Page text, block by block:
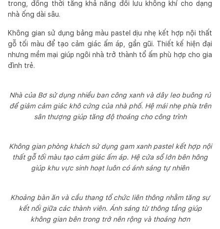
trong, đồng thời tăng khả năng đối lưu không khí cho dạng
nhà ống dài sâu.
Không gian sử dụng bảng màu pastel dịu nhẹ kết hợp nội thất
gỗ tối màu để tạo cảm giác ấm áp, gần gũi. Thiết kế hiện đại
nhưng mềm mại giúp ngôi nhà trở thành tổ ấm phù hợp cho gia
đình trẻ.
Nhà của Bơ sử dụng nhiều ban công xanh và dây leo buông rủ
để giảm cảm giác khô cứng của nhà phố. Hệ mái nhẹ phía trên
sân thượng giúp tăng độ thoáng cho công trình
Không gian phòng khách sử dụng gam xanh pastel kết hợp nội
thất gỗ tối màu tạo cảm giác ấm áp. Hệ cửa sổ lớn bên hông
giúp khu vực sinh hoạt luôn có ánh sáng tự nhiên
Khoảng bàn ăn và cầu thang tổ chức liên thông nhằm tăng sự
kết nối giữa các thành viên. Ánh sáng từ thông tầng giúp
không gian bên trong trở nên rộng và thoáng hơn